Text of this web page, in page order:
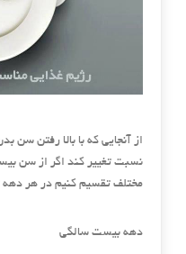
از آنجایی که با بالا رفتن سن
نسبت تغییر کند اگر از سن
مختلف تقسیم کنیم در هر دهه
دهه بیست سالگی